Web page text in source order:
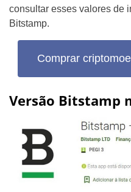
consultar esses valores de
Bitstamp.
Comprar
Versão Bitstamp